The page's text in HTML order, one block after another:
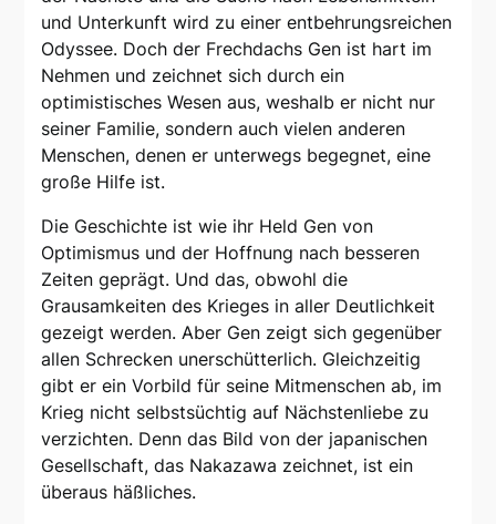
und Unterkunft wird zu einer entbehrungsreichen
Odyssee. Doch der Frechdachs Gen ist hart im
Nehmen und zeichnet sich durch ein
optimistisches Wesen aus, weshalb er nicht nur
seiner Familie, sondern auch vielen anderen
Menschen, denen er unterwegs begegnet, eine
große Hilfe ist.
Die Geschichte ist wie ihr Held Gen von
Optimismus und der Hoffnung nach besseren
Zeiten geprägt. Und das, obwohl die
Grausamkeiten des Krieges in aller Deutlichkeit
gezeigt werden. Aber Gen zeigt sich gegenüber
allen Schrecken unerschütterlich. Gleichzeitig
gibt er ein Vorbild für seine Mitmenschen ab, im
Krieg nicht selbstsüchtig auf Nächstenliebe zu
verzichten. Denn das Bild von der japanischen
Gesellschaft, das Nakazawa zeichnet, ist ein
überaus häßliches.